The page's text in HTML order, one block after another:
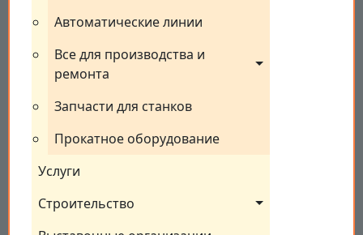
Автоматические линии
Все для производства и
ремонта
Запчасти для станков
Прокатное оборудование
Услуги
Строительство